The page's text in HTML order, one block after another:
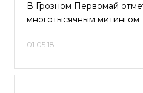
В Грозном Первомай
многотысячным митингом
01.05.18